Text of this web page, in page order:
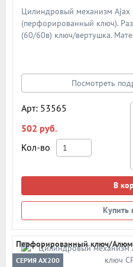
Цилиндровый механизм Ajax
(перфорированный ключ).
(60/60в) ключ/вертушка.
024 комбинаций.Посмотреть
Арт: 53565
502 руб.
Кол-во
В
Купить
Перфорированный ключ/
СЕРИЯ AX200